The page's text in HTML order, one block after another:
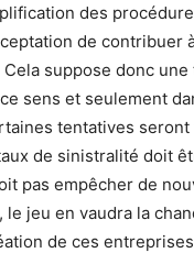
des
de contribuer
suppose donc une
sens et seulement
tentatives seront
de sinistralité doit
pas empêcher de
le jeu en vaudra la
de ces